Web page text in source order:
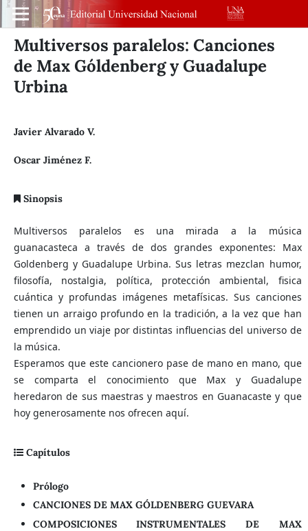
Multiversos paralelos: Canciones
de Max Góldenberg y Guadalupe
Urbina
Javier Alvarado V.
Oscar Jiménez F.
Sinopsis
Multiversos paralelos es una mirada a la música
guanacasteca a través de dos grandes exponentes: Max
Goldenberg y Guadalupe Urbina. Sus letras mezclan humor,
filosofía, nostalgia, política, protección ambiental, fisica
cuántica y profundas imágenes metafísicas. Sus canciones
tienen un arraigo profundo en la tradición, a la vez que han
emprendido un viaje por distintas influencias del universo de
la música.
Esperamos que este cancionero pase de mano en mano, que
se comparta el conocimiento que Max y Guadalupe
heredaron de sus maestras y maestros en Guanacaste y que
hoy generosamente nos ofrecen aquí.
Capítulos
Prólogo
CANCIONES DE MAX GÓLDENBERG GUEVARA
COMPOSICIONES INSTRUMENTALES DE MAX